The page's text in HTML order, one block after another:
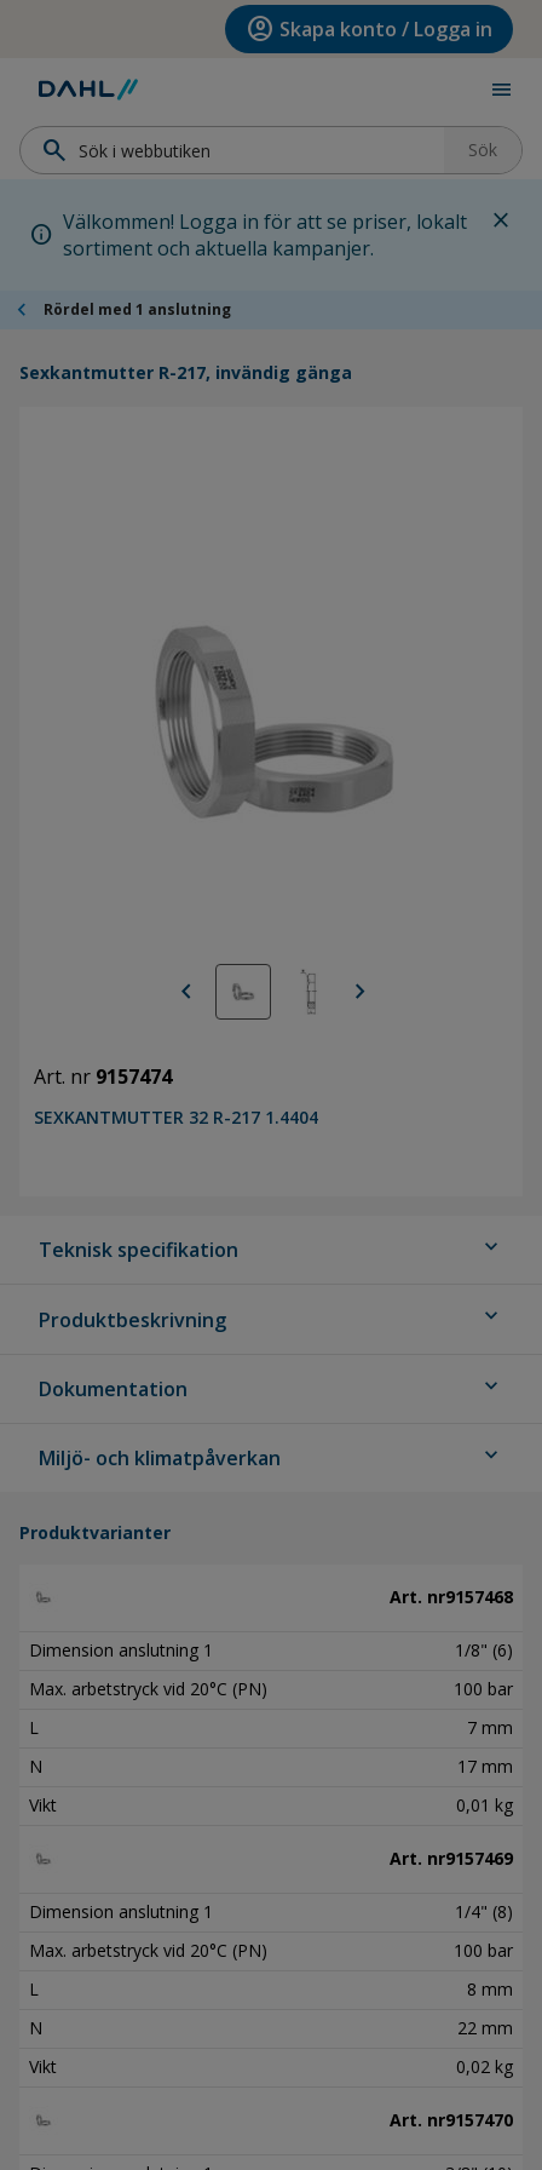
Hoppa till huvudinnehållet account_circle Skapa konto / Logga in
menu
search Sök
info Välkommen! Logga in för att se priser, lokalt
sortiment och aktuella kampanjer.
close
chevron_left Rördel med 1 anslutning
Sexkantmutter R-217, invändig gänga
chevron_left chevron_right
Art. nr 9157474
SEXKANTMUTTER 32 R-217 1.4404
Teknisk specifikation expand_more
Produktbeskrivning expand_more
Dokumentation expand_more
Miljö- och klimatpåverkan expand_more
Produktvarianter
Art. nr9157468
Dimension anslutning 1
1/8" (6)
Max. arbetstryck vid 20°C (PN)
100 bar
L
7 mm
N
17 mm
Vikt
0,01 kg
Art. nr9157469
Dimension anslutning 1
1/4" (8)
Max. arbetstryck vid 20°C (PN)
100 bar
L
8 mm
N
22 mm
Vikt
0,02 kg
Art. nr9157470